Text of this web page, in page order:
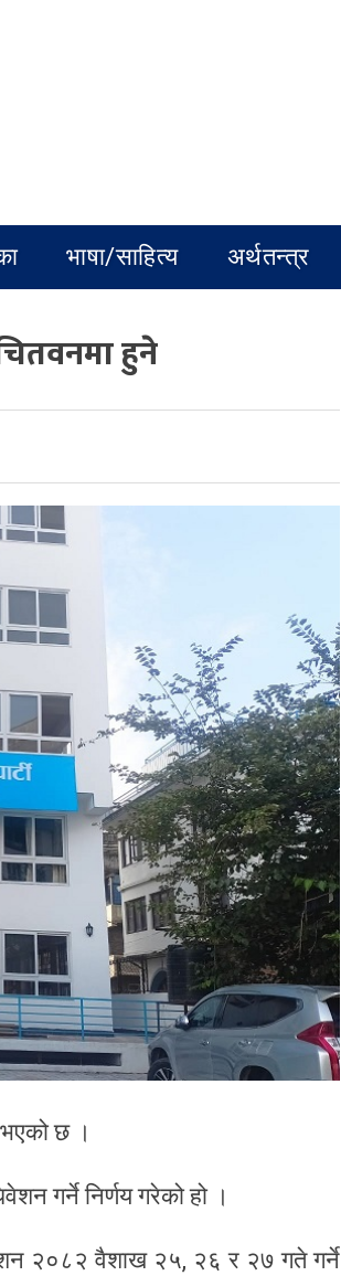
भाषा/साहित्य अर्थतन्त्र
हुने
भएको छ ।
गर्ने निर्णय गरेको हो ।
२०८२ वैशाख २५, २६ र २७ गते गर्ने